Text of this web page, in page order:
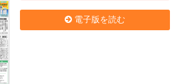
電子版を読む